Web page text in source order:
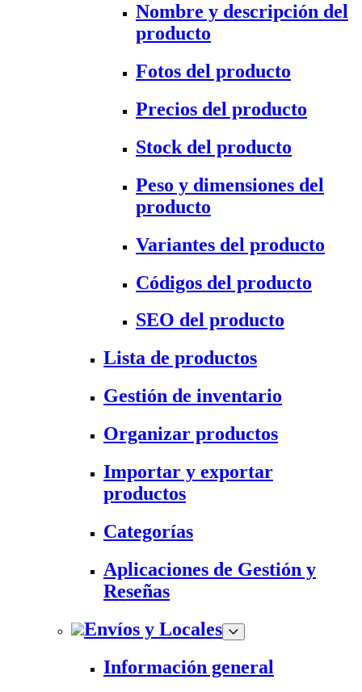
Nombre y descripción del
producto
Fotos del producto
Precios del producto
Stock del producto
Peso y dimensiones del
producto
Variantes del producto
Códigos del producto
SEO del producto
Lista de productos
Gestión de inventario
Organizar productos
Importar y exportar
productos
Categorías
Aplicaciones de Gestión y
Reseñas
Envíos y Locales
Información general